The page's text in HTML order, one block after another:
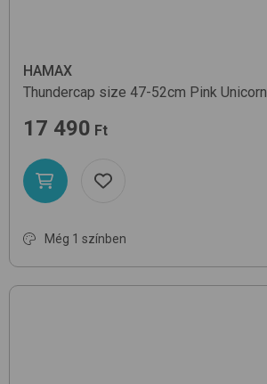
HAMAX
Thundercap size 47-52cm Pink Unicorn
17 490 Ft
Még 1 színben